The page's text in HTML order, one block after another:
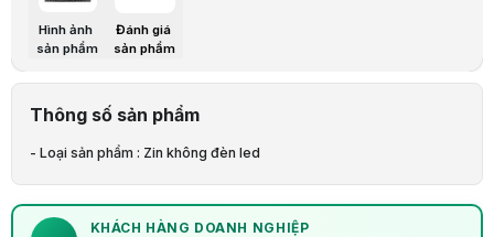
Hình ảnh
sản phẩm
Đánh giá
sản phẩm
Thông số sản phẩm
- Loại sản phẩm : Zin không đèn led
KHÁCH HÀNG DOANH NGHIỆP